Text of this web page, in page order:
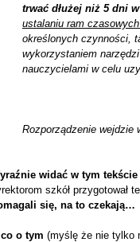
trwać dłużej niż 5 dni
ustalaniu ram
określonych czynności,
wykorzystaniem
nauczycielami w celu
Rozporządzenie wejdzie
widać w tym
szkół przygotował
się, na to czekają…
o tym (myślę że nie tylko